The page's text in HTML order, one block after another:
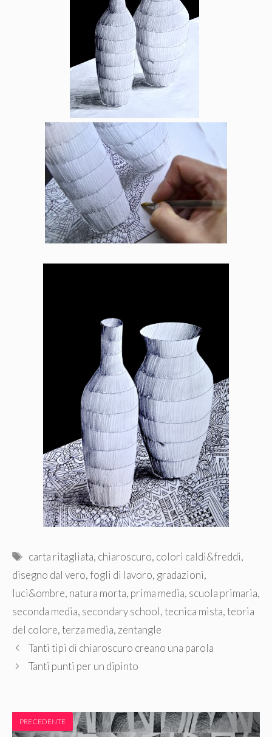
Tag
carta ritagliata, chiaroscuro, colori caldi&freddi,
disegno dal vero,fogli di lavoro, gradazioni,
luci&ombre, natura morta, prima media, scuola primaria,
seconda media, secondary school,tecnica mista,teoria
del colore,terza media, zentangle
Tanti tipi di chiaroscuro creano una parola
Tanti punti per un dipinto
PRECEDENTE